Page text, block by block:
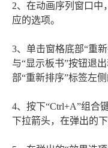
2、在动画序列窗口中
应的选项。
3、单击窗格底部“重
与“显示板书”按钮退
部“重新排序”标签左
4、按下“Ctrl+A”组合
下拉箭头，在弹出的